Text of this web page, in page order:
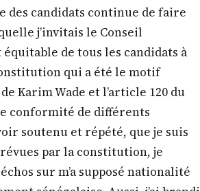
des candidats continue de faire
j’invitais le Conseil
de tous les candidats à
qui a été le motif
Karim Wade et l’article 120 du
conformité de différents
soutenu et répété, que je suis
par la constitution, je
sur m’a supposé nationalité